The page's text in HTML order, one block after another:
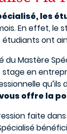
les
En effet,
ont
du Mastère
en
offre la
faite